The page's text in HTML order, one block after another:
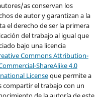
as conservan los
de autor y garantizan a la
el derecho de ser la primera
del trabajo al igual que
bajo una licencia
Commons Attribution-
ShareAlike 4.0
Licenseque permite a
compartir el trabajo con un